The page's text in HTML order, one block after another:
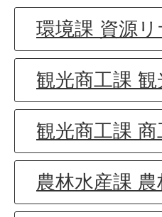
環境課 資源
観光商工課 観
観光商工課
農林水産課 農